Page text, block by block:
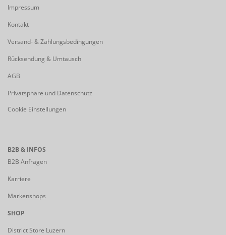
Impressum
Kontakt
Versand- & Zahlungsbedingungen
Rücksendung & Umtausch
AGB
Privatsphäre und Datenschutz
Cookie Einstellungen
B2B & INFOS
B2B Anfragen
Karriere
Markenshops
SHOP
District Store Luzern